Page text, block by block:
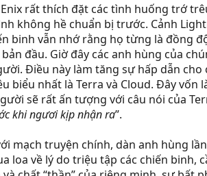
rất thích đặt các tình huống trớ
không hề chuẩn bị trước. Cảnh
binh vẫn nhớ rằng họ từng là đồng
đầu. Giờ đây các anh hùng của
Điều này làm tăng sự hấp dẫn cho
biểu nhất là Terra và Cloud. Đây
sẽ rất ấn tượng với câu nói của
khi ngươi kịp nhận ra”.
mạch truyện chính, dàn anh hùng
loa về lý do triệu tập các chiến